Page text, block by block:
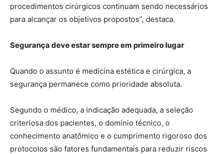
procedimentos cirúrgicos continuam sendo necessários
para alcançar os objetivos propostos”, destaca.
Segurança deve estar sempre em primeiro lugar
Quando o assunto é medicina estética e cirúrgica, a
segurança permanece como prioridade absoluta.
Segundo o médico, a indicação adequada, a seleção
criteriosa dos pacientes, o domínio técnico, o
conhecimento anatômico e o cumprimento rigoroso dos
protocolos são fatores fundamentais para reduzir riscos